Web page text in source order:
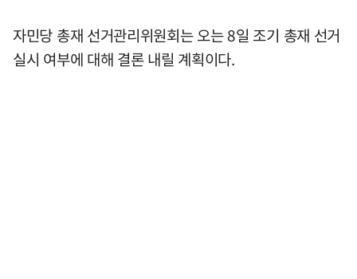
자민당 총재 선거관리위원회는 오는 8일 조기 총재 선거
실시 여부에 대해 결론 내릴 계획이다.